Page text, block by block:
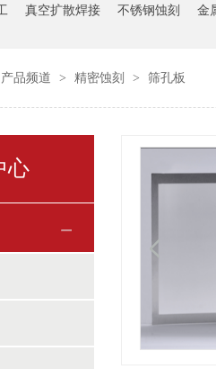
真空扩散焊接 不锈钢蚀刻 金
产品频道 > 精密蚀刻 > 筛孔板
心